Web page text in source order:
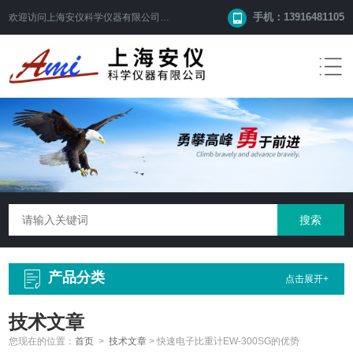
欢迎访问 上海安仪科学仪器有限公司 网站！ 手机：13916481105
产品分类 点击展开+
技术文章
您现在的位置：首页 >技术文章 >快速电子比重计EW-300SG的优势